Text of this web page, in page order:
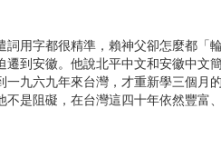
字都很精準，賴神父卻怎麼都「
到安徽。他說北平中文和安徽中
九六九年來台灣，才重新學三個月
是阻礙，在台灣這四十年依然豐富、